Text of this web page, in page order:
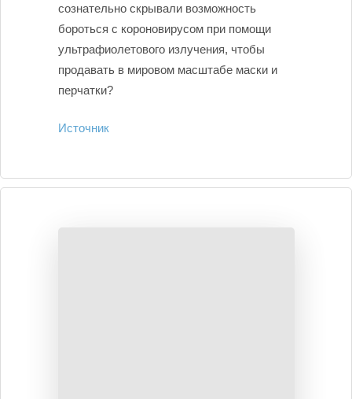
сознательно скрывали возможность
бороться с короновирусом при помощи
ультрафиолетового излучения, чтобы
продавать в мировом масштабе маски и
перчатки?
Источник